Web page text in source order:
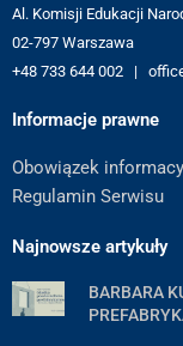
Al. Komisji Edukacji
02-797 Warszawa
+48 733 644 002 |
Informacje prawne
Obowiązek
Regulamin Serwisu
Najnowsze artykuły
BARBARA